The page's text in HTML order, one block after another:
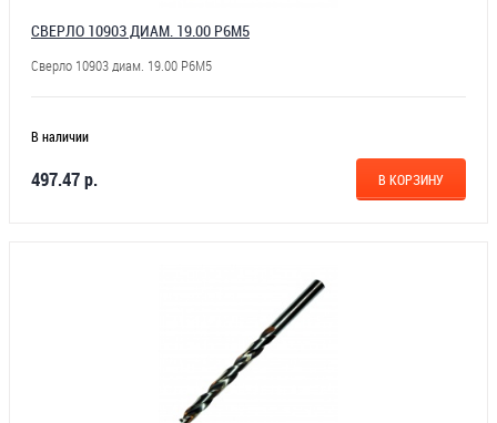
СВЕРЛО 10903 ДИАМ. 19.00 Р6М5
Сверло 10903 диам. 19.00 Р6М5
В наличии
497.47 р. В КОРЗИНУ